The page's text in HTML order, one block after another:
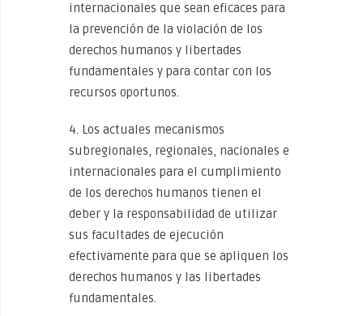
internacionales que sean eficaces para
la prevención de la violación de los
derechos humanos y libertades
fundamentales y para contar con los
recursos oportunos.
4. Los actuales mecanismos
subregionales, regionales, nacionales e
internacionales para el cumplimiento
de los derechos humanos tienen el
deber y la responsabilidad de utilizar
sus facultades de ejecución
efectivamente para que se apliquen los
derechos humanos y las libertades
fundamentales.